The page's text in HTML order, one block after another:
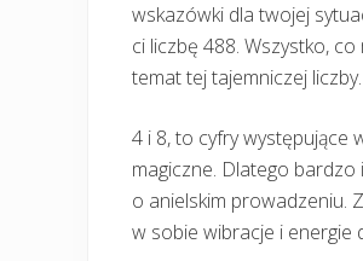
wskazówki dla twojej
ci liczbę 488. Wszystko,
temat tej tajemniczej liczby.
4 i 8, to cyfry występujące
magiczne. Dlatego
o anielskim prowadzeniu.
w sobie wibracje i energie